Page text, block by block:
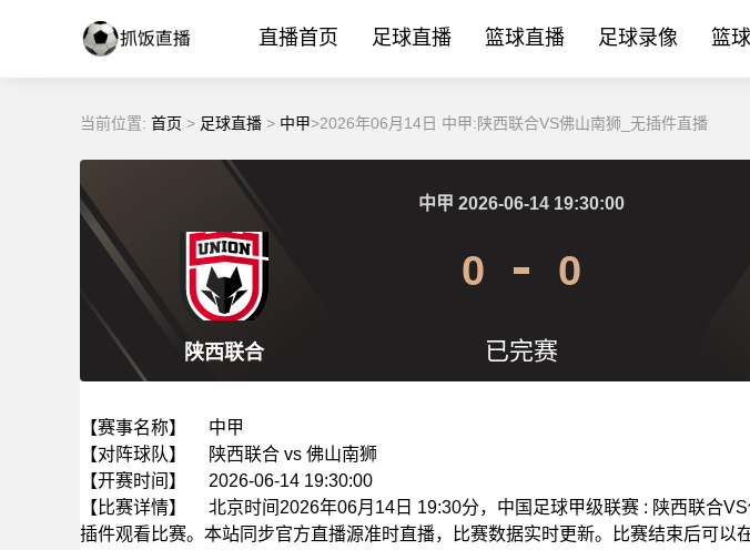
直播首页 足球直播 篮球直播 足球录像 篮
当前位置: 首页 > 足球直播 > 中甲>2026年06月14日 中甲:陕西联合VS佛山南狮_无插件直播
陕西联合
中甲 2026-06-14 19:30:00
0 0
已完赛
【赛事名称】
中甲
【对阵球队】
陕西联合 vs 佛山南狮
【开赛时间】
2026-06-14 19:30:00
【比赛详情】
北京时间2026年06月14日 19:30分，中国足球甲级联赛 : 陕西联合
插件观看比赛。本站同步官方直播源准时直播，比赛数据实时更新。比赛结束后可以